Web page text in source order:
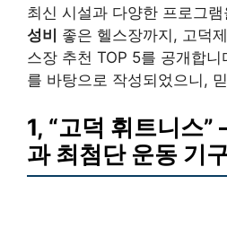
최신 시설과 다양한 프로그
성비 좋은 헬스장까지, 고덕
스장 추천 TOP 5를 공개합
를 바탕으로 작성되었으니,
1, “고덕 휘트니스”
과 최첨단 운동 기